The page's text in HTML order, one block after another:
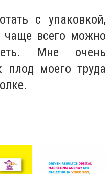
с упаковкой,
чаще всего можно
Мне очень
плод моего труда